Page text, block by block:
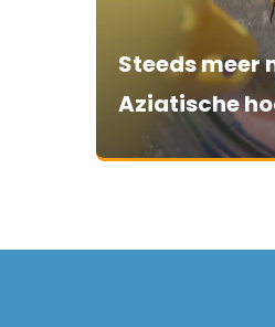
Steeds meer
Aziatische